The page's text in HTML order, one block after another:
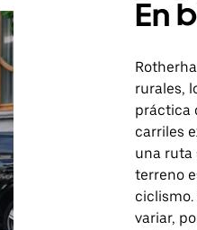
En
rurales,
práctica
carriles
una ruta
terreno
variar,